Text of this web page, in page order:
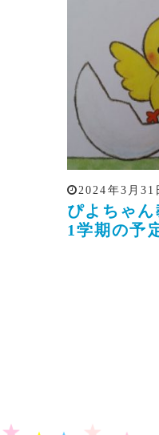
2024年3月31
ぴよちゃ
1学期の予